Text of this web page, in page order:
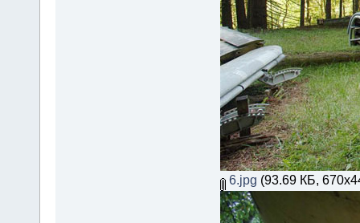
6.jpg (93.69 КБ,